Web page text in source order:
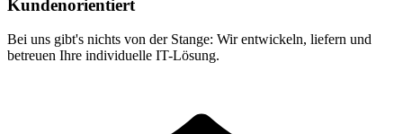
Kundenorientiert
Bei uns gibt's nichts von der Stange: Wir entwickeln, liefern und
betreuen Ihre individuelle IT-Lösung.